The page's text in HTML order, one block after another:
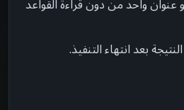
عنوان واحد من دون قراءة القواعد
بعد انتهاء التنفيذ.